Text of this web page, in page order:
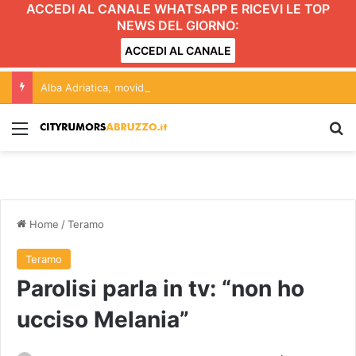
ACCEDI AL CANALE WHATSAPP E RICEVI LE TOP
NEWS DEL GIORNO:
ACCEDI AL CANALE
Menu
Home /Teramo
Teramo
Parolisi parla in tv: “non ho
ucciso Melania”